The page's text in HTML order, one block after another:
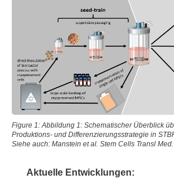
Figure 1: Abbildung 1: Schematischer Überblick
Produktions- und Differenzierungsstrategie in
Siehe auch: Manstein et al. Stem Cells Transl
Aktuelle Entwicklungen: